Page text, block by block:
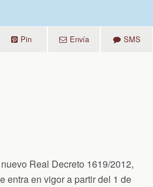
Pin Envía SMS
Real Decreto 1619/2012,
entra en vigor a partir del 1 de